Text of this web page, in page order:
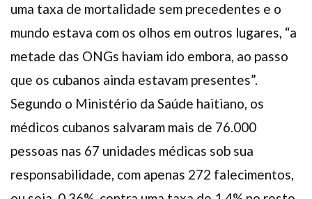
uma taxa de mortalidade sem precedentes e o
mundo estava com os olhos em outros lugares, “a
metade das ONGs haviam ido embora, ao passo
que os cubanos ainda estavam presentes”.
Segundo o Ministério da Saúde haitiano, os
médicos cubanos salvaram mais de 76.000
pessoas nas 67 unidades médicas sob sua
responsabilidade, com apenas 272 falecimentos,